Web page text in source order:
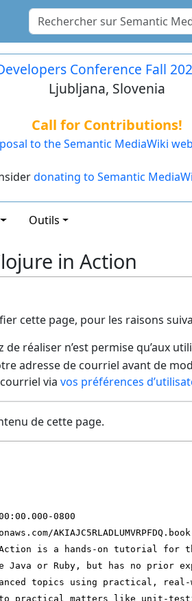
Conference Fall
Ljubljana, Slovenia
Call for Contributions!
to the Semantic MediaWiki
donating to Semantic
Outils
in Action
cette page, pour les raisons
de réaliser n’est permise qu’aux
adresse de courriel avant de
via vos préférences
de cette page.